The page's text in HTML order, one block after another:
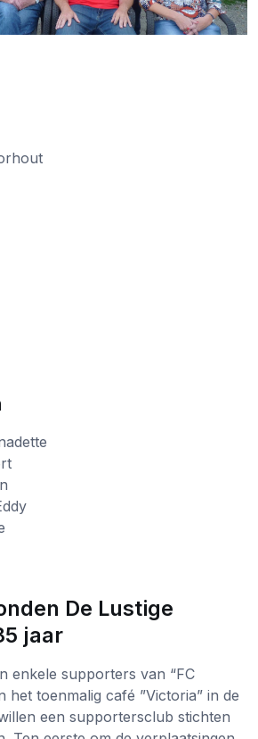
De Lustige
jaar
enkele supporters van “FC
het toenmalig café ”Victoria” in de
een supportersclub stichten